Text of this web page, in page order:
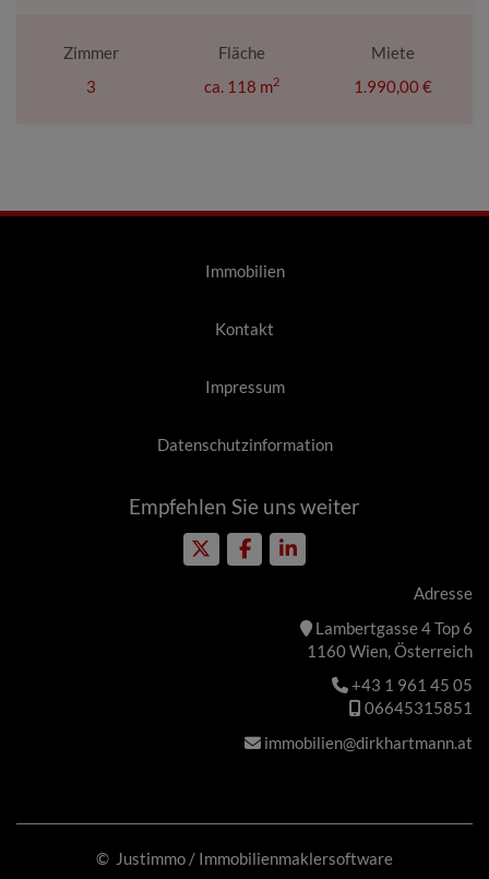
Zimmer
3
Fläche
ca. 118 m2
Miete
1.990,00 €
Immobilien
Kontakt
Impressum
Datenschutzinformation
Empfehlen Sie uns weiter
Adresse
Lambertgasse 4 Top 6
1160 Wien, Österreich
+43 1 961 45 05
06645315851
immobilien@dirkhartmann.at
© Justimmo / Immobilienmaklersoftware